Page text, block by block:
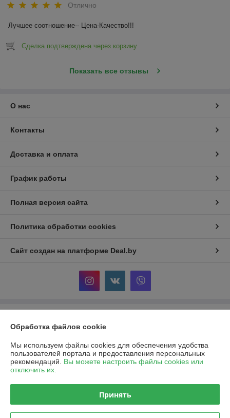
Отлично
Лучшее соотношение-- Цена-Качество!!!
Сделка подтверждена через корзину
Показать все отзывы
О нас
Контакты
Доставка и оплата
График работы
Полная версия сайта
Политика обработки cookies
Сайт создан на платформе Deal.by
«Ивкомпрайм»
220012, г. Минск, пер. Калинина, д.16, пом. 349
Регистрационный номер ЕГР: 193930318
Регистрационный орган: Минский горисполком
Дата регистрации компании: 20.11.2025
Обработка файлов cookie
Мы используем файлы cookies для обеспечения удобства
пользователей портала и предоставления персональных
рекомендаций. Вы можете настроить файлы cookies или
отключить их.
Принять